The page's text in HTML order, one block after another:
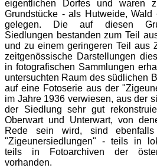
eigentlichen Dorfes und waren
Grundstücke - als Hutweide, Wald
gelegen. Die auf diesen
Siedlungen bestanden zum Teil
und zu einem geringeren Teil aus
zeitgenössische Darstellungen
in fotografischen Sammlungen
untersuchten Raum des südlichen
auf eine Fotoserie aus der
im Jahre 1936 verwiesen, aus der
der Siedlung sehr gut
Oberwart und Unterwart, von
Rede sein wird, sind
"Zigeunersiedlungen" - teils in
teils in Fotoarchiven der
vorhanden.